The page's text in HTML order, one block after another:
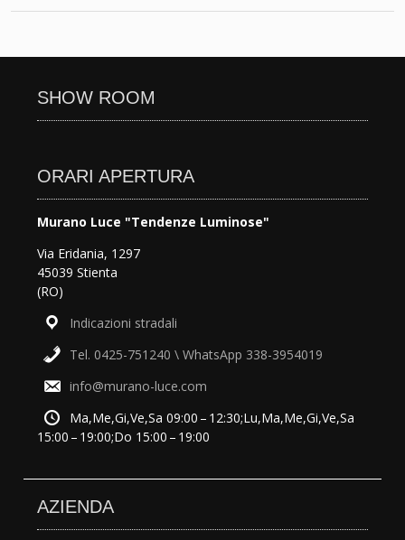
SHOW ROOM
ORARI APERTURA
Murano Luce "Tendenze Luminose"
Via Eridania, 1297
45039 Stienta
(RO)
Indicazioni stradali
Tel. 0425-751240 \ WhatsApp 338-3954019
info@murano-luce.com
Ma,Me,Gi,Ve,Sa 09:00 – 12:30;Lu,Ma,Me,Gi,Ve,Sa
15:00 – 19:00;Do 15:00 – 19:00
AZIENDA